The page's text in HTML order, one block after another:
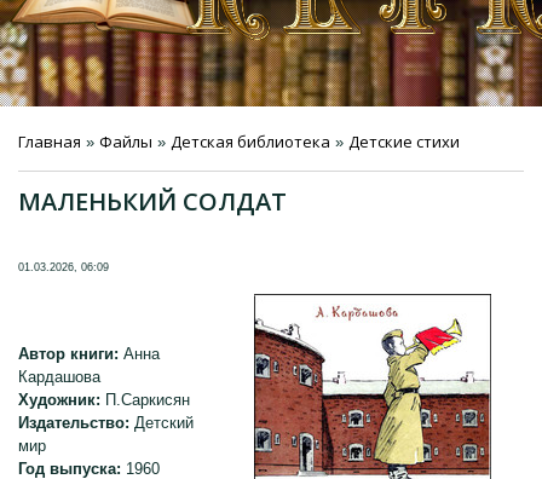
Главная » Файлы » Детская библиотека » Детские стихи
МАЛЕНЬКИЙ СОЛДАТ
01.03.2026, 06:09
Автор книги: Анна
Кардашова
Художник: П.Саркисян
Издательство: Детский
мир
Год выпуска: 1960